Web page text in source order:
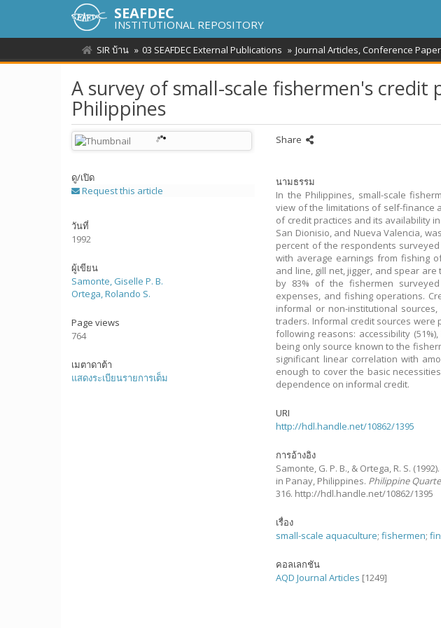
SEAFDEC
INSTITUTIONAL REPOSITORY
SIR บ้าน 03 SEAFDEC External Publications Journal Articles, Conference
A survey of small-scale fishermen's credit
Philippines
ดู/เปิด
Request this article
วันที่
1992
ผู้เขียน
Samonte, Giselle P. B.
Ortega, Rolando S.
Page views
764
เมตาดาต้า
แสดงระเบียนรายการเต็ม
Share
นามธรรม
In the Philippines, small-scale
view of the limitations of self-finance
of credit practices and its availability
San Dionisio, and Nueva Valencia,
percent of the respondents
with average earnings from fishing
and line, gill net, jigger, and spear
by 83% of the fishermen
expenses, and fishing operations.
informal or non-institutional
traders. Informal credit sources
following reasons: accessibility
being only source known to the
significant linear correlation with
enough to cover the basic
dependence on informal credit.
URI
http://hdl.handle.net/10862/1395
การอ้างอิง
Samonte, G. P. B., & Ortega, R. S.
in Panay, Philippines. Philippine
316. http://hdl.handle.net/10862/1395
เรื่อง
small-scale aquaculture;fishermen;
คอลเลกชัน
AQD Journal Articles [1249]